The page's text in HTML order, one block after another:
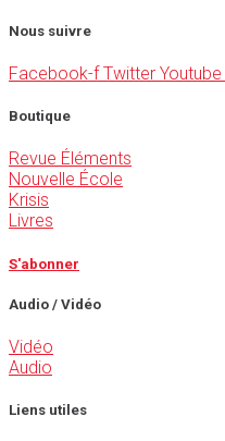
Nous suivre
Facebook-f Twitter Youtube
Boutique
Revue Éléments
Nouvelle École
Krisis
Livres
S'abonner
Audio / Vidéo
Vidéo
Audio
Liens utiles